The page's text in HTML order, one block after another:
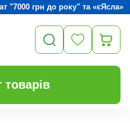
"7000 грн до року" та «єЯсла»
товарів